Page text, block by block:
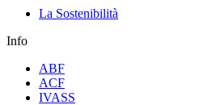
La Sostenibilità
Info
ABF
ACF
IVASS